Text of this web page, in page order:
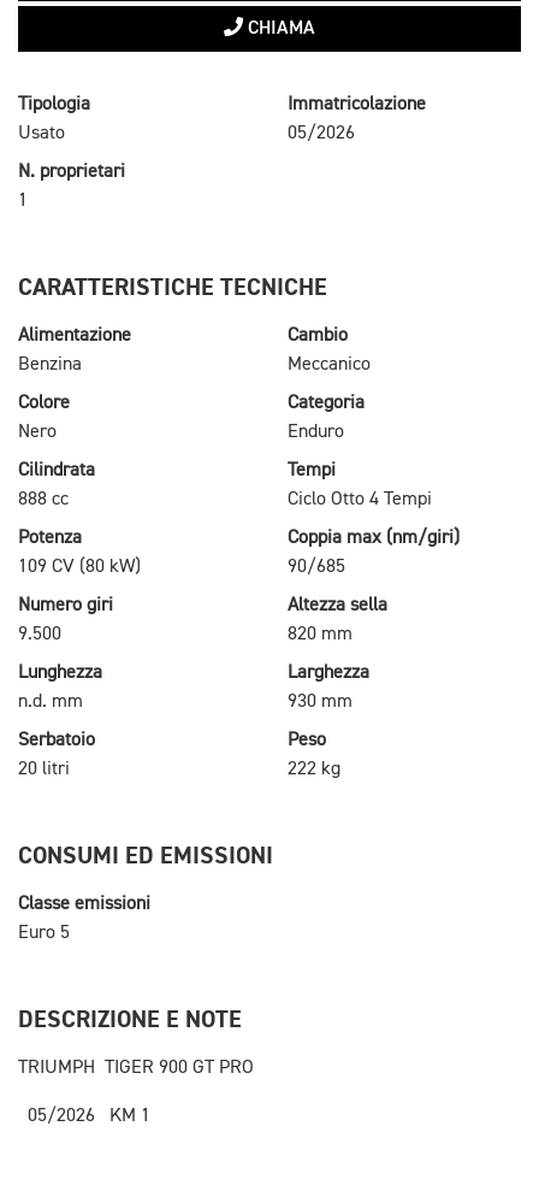
CHIAMA
Tipologia
Usato
Immatricolazione
05/2026
N. proprietari
1
CARATTERISTICHE TECNICHE
Alimentazione
Benzina
Cambio
Meccanico
Colore
Nero
Categoria
Enduro
Cilindrata
888 cc
Tempi
Ciclo Otto 4 Tempi
Potenza
109 CV (80 kW)
Coppia max (nm/giri)
90/685
Numero giri
9.500
Altezza sella
820 mm
Lunghezza
n.d. mm
Larghezza
930 mm
Serbatoio
20 litri
Peso
222 kg
CONSUMI ED EMISSIONI
Classe emissioni
Euro 5
DESCRIZIONE E NOTE
TRIUMPH TIGER 900 GT PRO
05/2026 KM 1